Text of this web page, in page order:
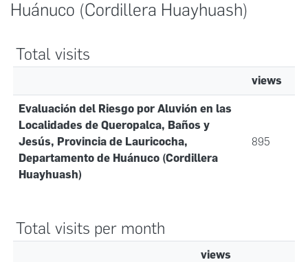
Huánuco (Cordillera Huayhuash)
Total visits
views
Evaluación del Riesgo por Aluvión en las
Localidades de Queropalca, Baños y
Jesús, Provincia de Lauricocha,
Departamento de Huánuco (Cordillera
Huayhuash)
895
Total visits per month
views